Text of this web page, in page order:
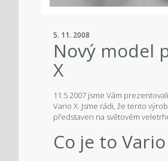
5. 11. 2008
Nový model
X
11.5 2007 jsme Vám
Vario X. Jsme rádi, že tento
představen na světovém
Co je to Vario